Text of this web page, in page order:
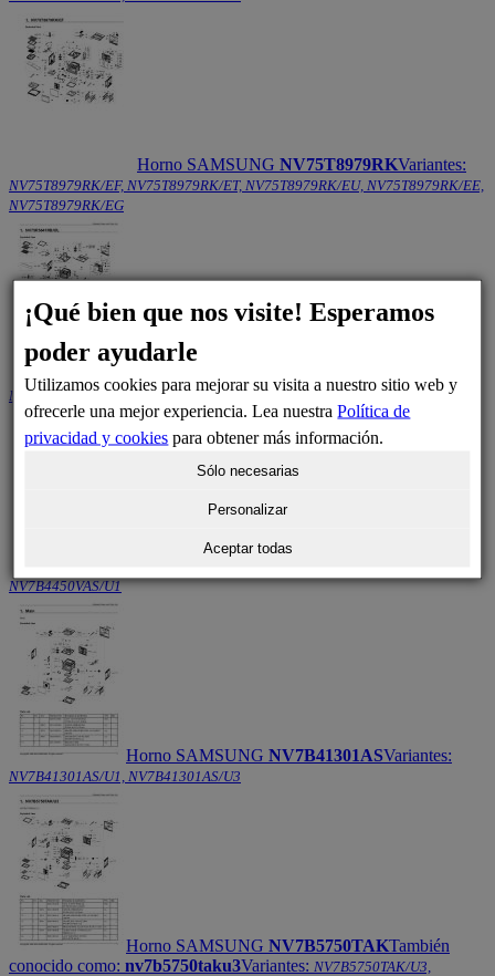
Horno SAMSUNG NV75T8979RKVariantes:
NV75T8979RK/EF, NV75T8979RK/ET, NV75T8979RK/EU, NV75T8979RK/EE,
NV75T8979RK/EG
Horno SAMSUNG NV75R5641RB Variantes:
NV75R5641RB/OL
NV7B4450VAS/U1
Horno SAMSUNG NV7B41301ASVariantes:
NV7B41301AS/U1, NV7B41301AS/U3
Horno SAMSUNG NV7B5750TAKTambién
conocido como: nv7b5750taku3Variantes: NV7B5750TAK/U3,
¡Qué bien que nos visite! Esperamos
poder ayudarle
Utilizamos cookies para mejorar su visita a nuestro sitio web y
ofrecerle una mejor experiencia. Lea nuestraPolítica de
privacidad y cookies para obtener más información.
Sólo necesarias
Personalizar
Aceptar todas